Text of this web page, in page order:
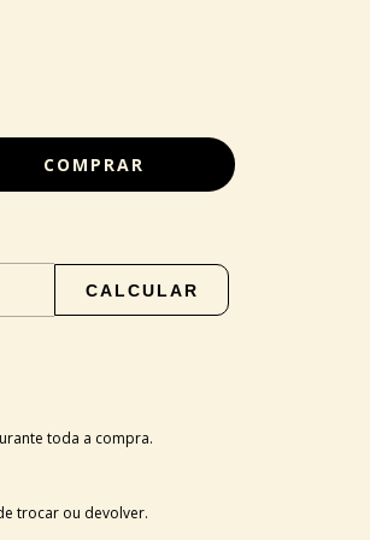
CALCULAR
toda a compra.
trocar ou devolver.